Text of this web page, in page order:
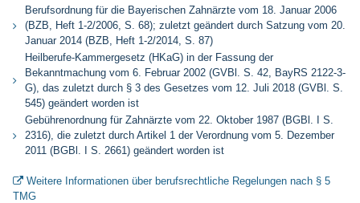
Berufsordnung für die Bayerischen Zahnärzte vom 18. Januar 2006
(BZB, Heft 1-2/2006, S. 68); zuletzt geändert durch Satzung vom 20.
Januar 2014 (BZB, Heft 1-2/2014, S. 87)
Heilberufe-Kammergesetz (HKaG) in der Fassung der
Bekanntmachung vom 6. Februar 2002 (GVBl. S. 42, BayRS 2122-3-
G), das zuletzt durch § 3 des Gesetzes vom 12. Juli 2018 (GVBl. S.
545) geändert worden ist
Gebührenordnung für Zahnärzte vom 22. Oktober 1987 (BGBl. I S.
2316), die zuletzt durch Artikel 1 der Verordnung vom 5. Dezember
2011 (BGBl. I S. 2661) geändert worden ist
 Weitere Informationen über berufsrechtliche Regelungen nach § 5
TMG